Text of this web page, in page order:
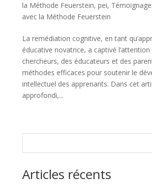
la Méthode Feuerstein, pei,
avec la Méthode Feuerstein
La remédiation cognitive, en tant
éducative novatrice, a captivé l’attention
chercheurs, des éducateurs et des
méthodes efficaces pour soutenir le
intellectuel des apprenants. Dans cet
approfondi,...
Articles récents